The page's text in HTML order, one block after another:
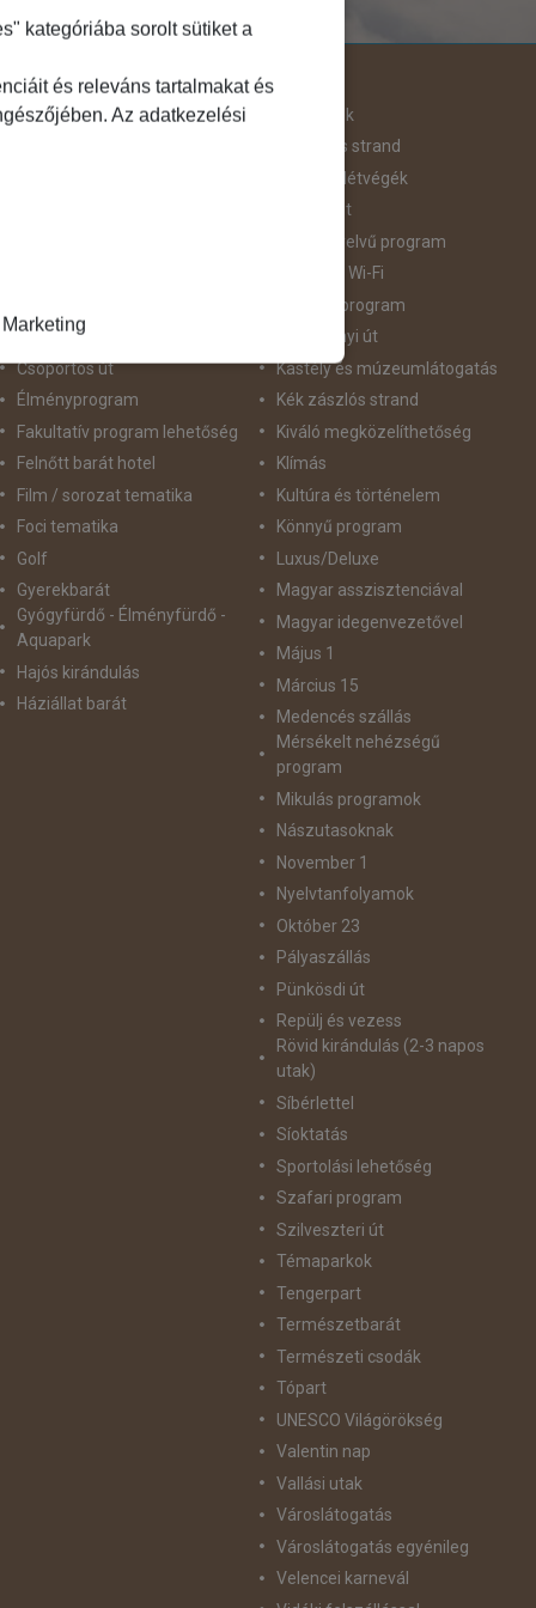
Útjellemző
Adventi út
Csillagtúra
Csoportos út
Élményprogram
Fakultatív program lehetőség
Felnőtt barát hotel
Film / sorozat tematika
Foci tematika
Golf
Gyerekbarát
Gyógyfürdő - Élményfürdő -
Aquapark
Hajós kirándulás
Háziállat barát
Hegyvidék
Homokos strand
Hosszú Hétvégék
Húsvéti út
idegennyelvű program
Ingyenes Wi-Fi
Intenzív program
Karácsonyi út
Kastély és múzeumlátogatás
Kék zászlós strand
Kiváló megközelíthetőség
Klímás
Kultúra és történelem
Könnyű program
Luxus/Deluxe
Magyar asszisztenciával
Magyar idegenvezetővel
Május 1
Március 15
Medencés szállás
Mérsékelt nehézségű
program
Mikulás programok
Nászutasoknak
November 1
Nyelvtanfolyamok
Október 23
Pályaszállás
Pünkösdi út
Repülj és vezess
Rövid kirándulás (2-3 napos
utak)
Síbérlettel
Síoktatás
Sportolási lehetőség
Szafari program
Szilveszteri út
Témaparkok
Tengerpart
Természetbarát
Természeti csodák
Tópart
UNESCO Világörökség
Valentin nap
Vallási utak
Városlátogatás
Városlátogatás egyénileg
Velencei karnevál
kategóriába sorolt sütiket a
és releváns tartalmakat és
Az adatkezelési
Marketing